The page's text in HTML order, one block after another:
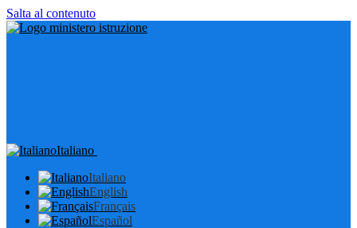
Salta al contenuto
Italiano
Italiano
English
Français
Español